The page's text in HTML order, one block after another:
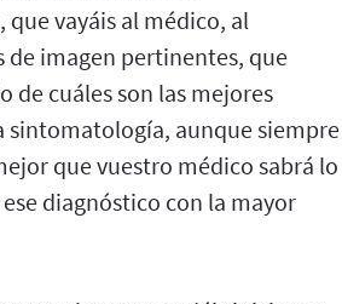
vayáis al médico, al
de imagen pertinentes, que
de cuáles son las mejores
sintomatología, aunque siempre
que vuestro médico sabrá lo
diagnóstico con la mayor